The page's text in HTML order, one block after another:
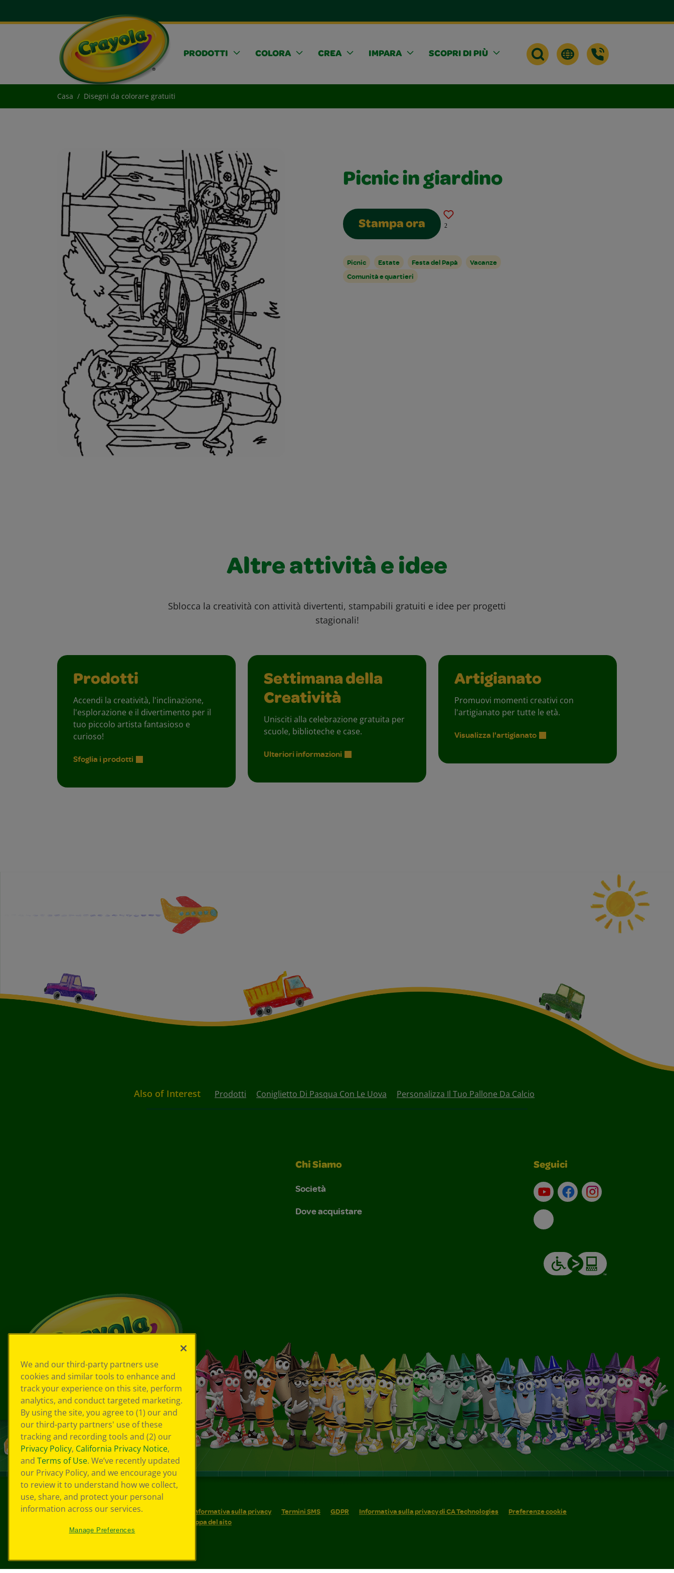
PRODOTTI COLORA CREA IMPARA SCOPRI DI PIÙ
Casa Disegni da colorare gratuiti
Picnic in giardino
Stampa ora 2
Picnic Estate Festa del Papà
Vacanze
Comunità e quartieri
Altre attività e idee
Sblocca la creatività con attività divertenti, stampabili gratuiti e idee per progetti
stagionali!
Prodotti
Accendi la creatività, l'inclinazione,
l'esplorazione e il divertimento per il
tuo piccolo artista fantasioso e
curioso!
Sfoglia i prodotti
Settimana della
Creatività
Unisciti alla celebrazione gratuita per
scuole, biblioteche e case.
Ulteriori informazioni
Artigianato
Promuovi momenti creativi con
l'artigianato per tutte le età.
Visualizza l'artigianato
Also of Interest Prodotti Coniglietto Di Pasqua Con Le Uova Personalizza Il Tuo Pallone Da Calcio
Chi Siamo
Società
Dove acquistare
Seguici
Su YouTube
ContattiProfilo Instagram
Email
© 2026 Crayola® Tutti i diritti riservati.
Le tue scelte in materia di privacy
Informativa sulla privacy Termini SMS GDPR Informativa sulla privacy di CA Technologies
Preferenze cookie
Mappa del sito
We and our third-party partners use
cookies and similar tools to enhance and
track your experience on this site, perform
analytics, and conduct targeted marketing.
By using the site, you agree to (1) our and
our third-party partners' use of these
tracking and recording tools and (2) our
Privacy Policy, California Privacy Notice,
and Terms of Use. We’ve recently updated
our Privacy Policy, and we encourage you
to review it to understand how we collect,
use, share, and protect your personal
information across our services.
Manage Preferences